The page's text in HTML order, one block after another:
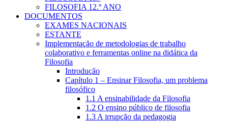
FILOSOFIA 12.º ANO
DOCUMENTOS
EXAMES NACIONAIS
ESTANTE
Implementação de metodologias de trabalho
colaborativo e ferramentas online na didática da
Filosofia
Introdução
Capítulo 1 – Ensinar Filosofia, um problema
filosófico
1.1 A ensinabilidade da Filosofia
1.2 O ensino público de filosofia
1.3 A irrupção da pedagogia